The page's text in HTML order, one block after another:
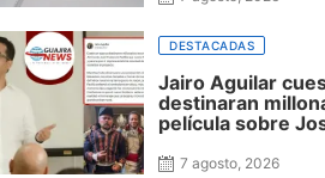
DESTACADAS
Jairo Aguilar
destinaran
película sobre
ni incluyó al
7 agosto, 2026